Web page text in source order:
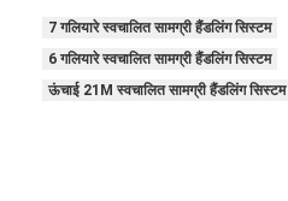
हमारे बारे में
कारखाने का दौरा
7 गलियारे स्वचालित सामग्री हैंडलिंग सिस्टम
6 गलियारे स्वचालित सामग्री हैंडलिंग सिस्टम
ऊंचाई 21M स्वचालित सामग्री हैंडलिंग सिस्टम